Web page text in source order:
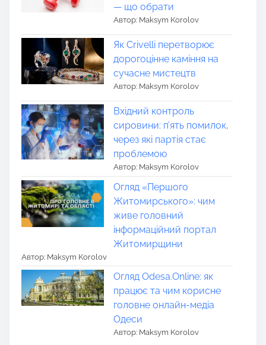
— що обрати
Автор: Maksym Korolov
Як Crivelli перетворює
дорогоцінне каміння на
сучасне мистецтв
Автор: Maksym Korolov
Вхідний контроль
сировини: п’ять помилок,
через які партія стає
проблемою
Автор: Maksym Korolov
Огляд «Першого
Житомирського»: чим
живе головний
інформаційний портал
Житомирщини
Автор: Maksym Korolov
Огляд Odesa.Online: як
працює та чим корисне
головне онлайн-медіа
Одеси
Автор: Maksym Korolov